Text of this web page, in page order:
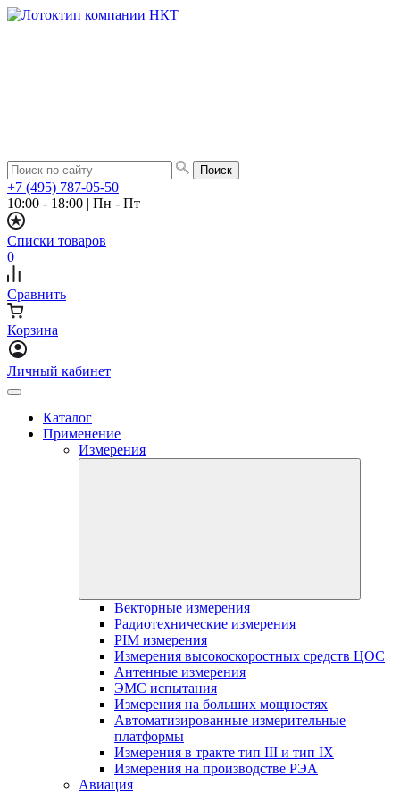
+7 (495) 787-05-50
10:00 - 18:00 | Пн - Пт
Списки товаров
0
Сравнить
Корзина
Личный кабинет
Каталог
Применение
Измерения
Векторные измерения
Радиотехнические измерения
PIM измерения
Измерения высокоскоростных средств ЦОС
Антенные измерения
ЭМС испытания
Измерения на больших мощностях
Автоматизированные измерительные
платформы
Измерения в тракте тип III и тип IX
Измерения на производстве РЭА
Авиация